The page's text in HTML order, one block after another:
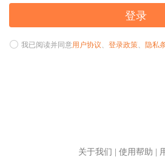
登录
我已阅读并同意用户协议、 登录政策、 隐私
关于我们 使用帮助